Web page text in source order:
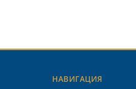
НАВИГАЦИЯ